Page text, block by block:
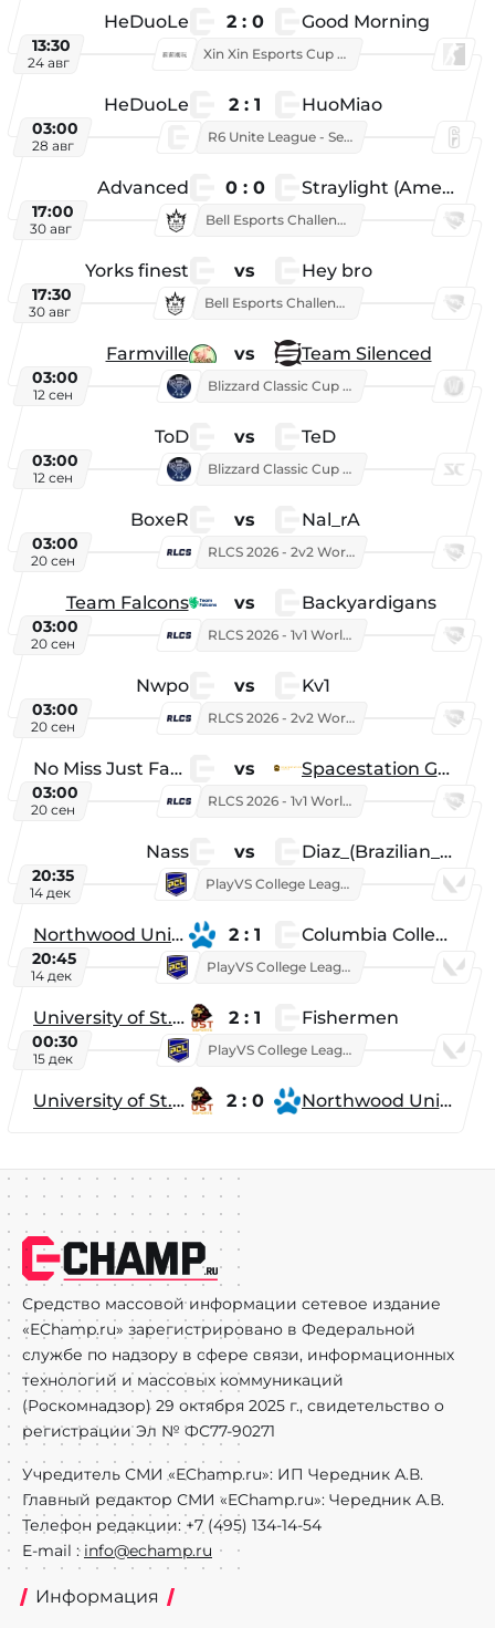
HeDuoLe 2 : 0 Good Morning
13:30
24 авг
Xin Xin Esports Cup 2026
HeDuoLe 2 : 1 HuoMiao
03:00
28 авг
R6 Unite League - Season 1
Advanced 0 : 0 Straylight (American team)
17:00
30 авг
Bell Esports Challenge 2026
Yorks finest vs Hey bro
17:30
30 авг
Bell Esports Challenge 2026
Farmville vs Team Silenced
03:00
12 сен
Blizzard Classic Cup 2026
ToD vs TeD
03:00
12 сен
Blizzard Classic Cup 2026
BoxeR vs Nal_rA
03:00
20 сен
RLCS 2026 - 2v2 World Championship
Team Falcons vs Backyardigans
03:00
20 сен
RLCS 2026 - 1v1 World Championship
Nwpo vs Kv1
03:00
20 сен
RLCS 2026 - 2v2 World Championship
No Miss Just Fake vs Spacestation Gaming
03:00
20 сен
RLCS 2026 - 1v1 World Championship
Nass vs Diaz_(Brazilian_Player)
20:35
14 дек
PlayVS College League 2025: Fall
Northwood University 2 : 1 Columbia College
20:45
14 дек
PlayVS College League 2025: Fall
University of St. Thomas 2 : 1 Fishermen
00:30
15 дек
PlayVS College League 2025: Fall
University of St. Thomas 2 : 0 Northwood University
Средство массовой информации сетевое издание
«EChamp.ru» зарегистрировано в Федеральной
службе по надзору в сфере связи, информационных
технологий и массовых коммуникаций
(Роскомнадзор) 29 октября 2025 г., свидетельство о
регистрации Эл № ФС77-90271
Учредитель СМИ «EChamp.ru»: ИП Чередник А.В.
Главный редактор СМИ «EChamp.ru»: Чередник А.В.
Телефон редакции: +7 (495) 134-14-54
E-mail : info@echamp.ru
Информация